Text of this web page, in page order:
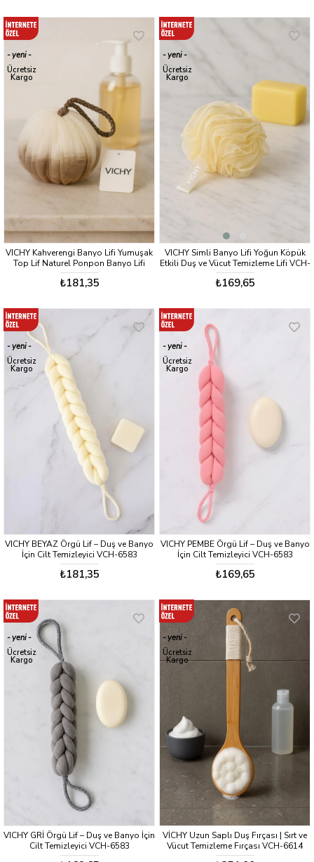
VICHY Kahverengi Banyo Lifi Yumuşak
Top Lif Naturel Ponpon Banyo Lifi
VCH-6576
₺181,35
yeni
ürün
Ücretsiz
Kargo
VICHY Simli Banyo Lifi Yoğun Köpük
Etkili Duş ve Vücut Temizleme Lifi VCH-
6575 SARI GOLD 60gr
₺169,65
yeni
ürün
Ücretsiz
Kargo
VICHY BEYAZ Örgü Lif – Duş ve Banyo
İçin Cilt Temizleyici VCH-6583
₺181,35
yeni
ürün
Ücretsiz
Kargo
VICHY PEMBE Örgü Lif – Duş ve Banyo
İçin Cilt Temizleyici VCH-6583
₺169,65
yeni
ürün
Ücretsiz
Kargo
VICHY GRİ Örgü Lif – Duş ve Banyo İçin
Cilt Temizleyici VCH-6583
yeni
ürün
Ücretsiz
Kargo
VİCHY Uzun Saplı Duş Fırçası | Sırt ve
Vücut Temizleme Fırçası VCH-6614
yeni
ürün
Ücretsiz
Kargo